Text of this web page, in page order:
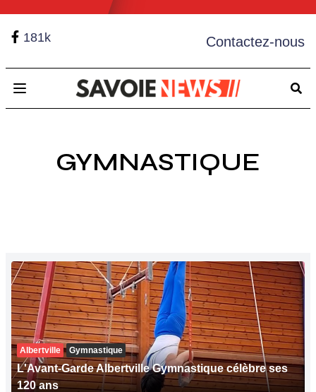
181k Contactez-nous
Open main menu
GYMNASTIQUE
Albertville Gymnastique
L'Avant-Garde Albertville Gymnastique célèbre ses
120 ans